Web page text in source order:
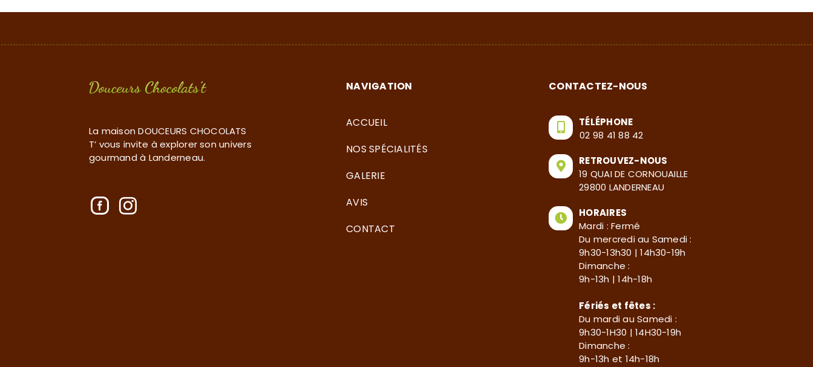
La maison DOUCEURS CHOCOLATS
T’ vous invite à explorer son univers
gourmand à Landerneau.
NAVIGATION
ACCUEIL
NOS SPÉCIALITÉS
GALERIE
AVIS
CONTACT
CONTACTEZ-NOUS
TÉLÉPHONE
02 98 41 88 42
RETROUVEZ-NOUS
19 QUAI DE CORNOUAILLE
29800 LANDERNEAU
HORAIRES
Mardi : Fermé
Du mercredi au Samedi :
9h30-13h30 | 14h30-19h
Dimanche :
9h-13h | 14h-18h
Fériés et fêtes :
Du mardi au Samedi :
9h30-1H30 | 14H30-19h
Dimanche :
9h-13h et 14h-18h